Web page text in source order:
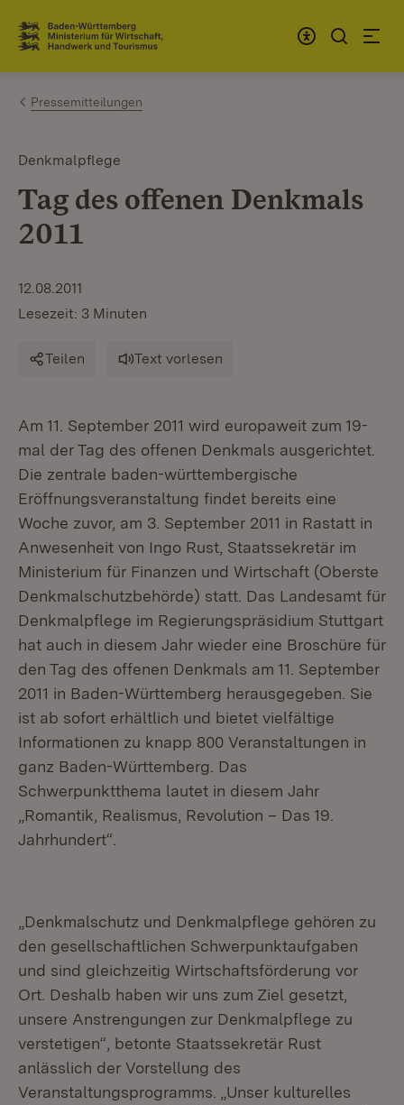
Zum Inhalt springen
Link zur Startseite
Pressemitteilungen
Denkmalpflege
Tag des offenen Denkmals
2011
12.08.2011
Lesezeit: 3 Minuten
Teilen Text vorlesen
Am 11. September 2011 wird europaweit zum 19-
mal der Tag des offenen Denkmals ausgerichtet.
Die zentrale baden-württembergische
Eröffnungsveranstaltung findet bereits eine
Woche zuvor, am 3. September 2011 in Rastatt in
Anwesenheit von Ingo Rust, Staatssekretär im
Ministerium für Finanzen und Wirtschaft (Oberste
Denkmalschutzbehörde) statt. Das Landesamt für
Denkmalpflege im Regierungspräsidium Stuttgart
hat auch in diesem Jahr wieder eine Broschüre für
den Tag des offenen Denkmals am 11. September
2011 in Baden-Württemberg herausgegeben. Sie
ist ab sofort erhältlich und bietet vielfältige
Informationen zu knapp 800 Veranstaltungen in
ganz Baden-Württemberg. Das
Schwerpunktthema lautet in diesem Jahr
„Romantik, Realismus, Revolution – Das 19.
Jahrhundert“.
„Denkmalschutz und Denkmalpflege gehören zu
den gesellschaftlichen Schwerpunktaufgaben
und sind gleichzeitig Wirtschaftsförderung vor
Ort. Deshalb haben wir uns zum Ziel gesetzt,
unsere Anstrengungen zur Denkmalpflege zu
verstetigen“, betonte Staatssekretär Rust
anlässlich der Vorstellung des
Veranstaltungsprogramms. „Unser kulturelles